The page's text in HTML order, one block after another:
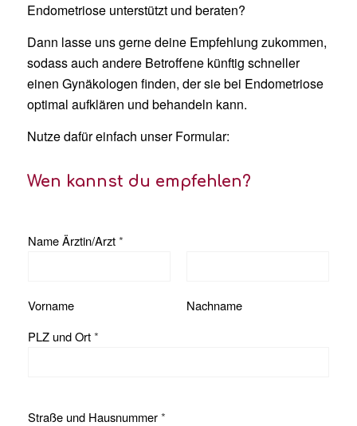
Endometriose unterstützt und beraten?
Dann lasse uns gerne deine Empfehlung zukommen,
sodass auch andere Betroffene künftig schneller
einen Gynäkologen finden, der sie bei Endometriose
optimal aufklären und behandeln kann.
Nutze dafür einfach unser Formular:
Wen kannst du empfehlen?
Name Ärztin/Arzt*
Vorname
Nachname
PLZ und Ort*
Straße und Hausnummer*